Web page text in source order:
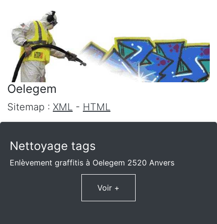
Oelegem
Sitemap : XML - HTML
Nettoyage tags
Enlèvement graffitis à Oelegem 2520 Anvers
Voir +